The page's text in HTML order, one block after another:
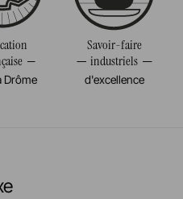
chocs thermiques
gaz, ni électrique
0,432KG
Drôme
Savoir-faire
industriels
d'excellence